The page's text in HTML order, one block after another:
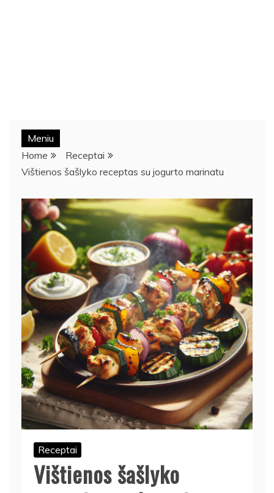
Meniu
Home
Receptai
Vištienos šašlyko receptas su jogurto marinatu
Receptai
Vištienos šašlyko